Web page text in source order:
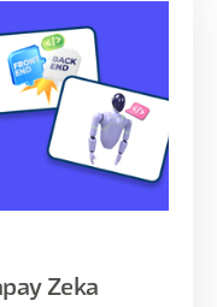
Zeka